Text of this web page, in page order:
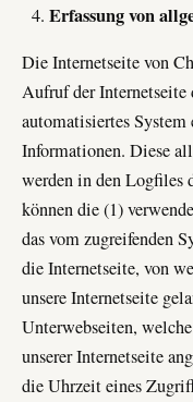
Erfassung von
Die Internetseite von
Aufruf der Internetseite
automatisiertes
Informationen. Diese
werden in den Logfiles
können die (1)
das vom zugreifenden
die Internetseite, von
unsere Internetseite
Unterwebseiten,
unserer Internetseite
die Uhrzeit eines